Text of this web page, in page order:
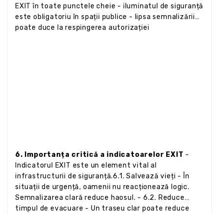
EXIT în toate punctele cheie - iluminatul de siguranță
este obligatoriu în spații publice - lipsa semnalizării
poate duce la respingerea autorizației
6. Importanța critică a indicatoarelor EXIT -
Indicatorul EXIT este un element vital al
infrastructurii de siguranță.6.1. Salvează vieți - În
situații de urgență, oamenii nu reacționează logic.
Semnalizarea clară reduce haosul. - 6.2. Reduce
timpul de evacuare - Un traseu clar poate reduce